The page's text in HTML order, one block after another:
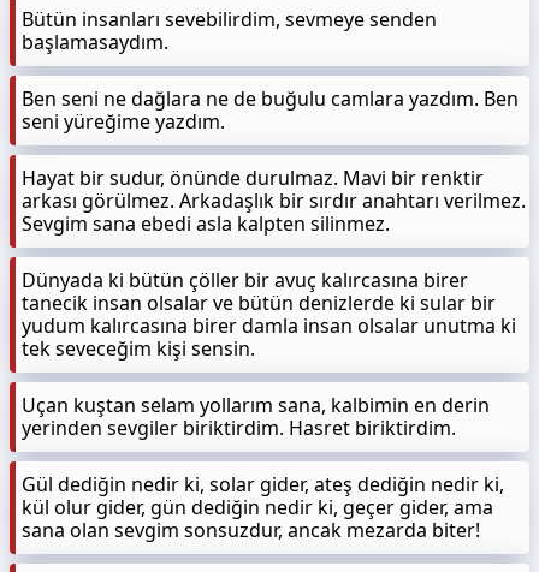
Bütün insanları sevebilirdim, sevmeye senden
başlamasaydım.
Ben seni ne dağlara ne de buğulu camlara yazdım. Ben
seni yüreğime yazdım.
Hayat bir sudur, önünde durulmaz. Mavi bir renktir
arkası görülmez. Arkadaşlık bir sırdır anahtarı verilmez.
Sevgim sana ebedi asla kalpten silinmez.
Dünyada ki bütün çöller bir avuç kalırcasına birer
tanecik insan olsalar ve bütün denizlerde ki sular bir
yudum kalırcasına birer damla insan olsalar unutma ki
tek seveceğim kişi sensin.
Uçan kuştan selam yollarım sana, kalbimin en derin
yerinden sevgiler biriktirdim. Hasret biriktirdim.
Gül dediğin nedir ki, solar gider, ateş dediğin nedir ki,
kül olur gider, gün dediğin nedir ki, geçer gider, ama
sana olan sevgim sonsuzdur, ancak mezarda biter!